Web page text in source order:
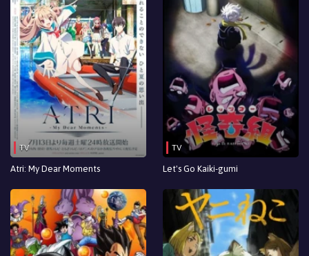
TV
Atri: My Dear Moments
TV
Let's Go Kaiki-gumi